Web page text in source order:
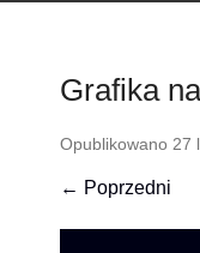
Grafika
Opublikowano 27
← Poprzedni